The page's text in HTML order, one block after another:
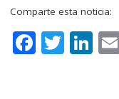
Comparte esta noticia:
F T Li